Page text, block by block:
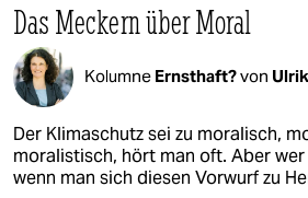
Das Meckern über Moral
Kolumne Ernsthaft?von
Der Klimaschutz sei zu moralisch,
moralistisch, hört man oft. Aber
wenn man sich diesen Vorwurf zu